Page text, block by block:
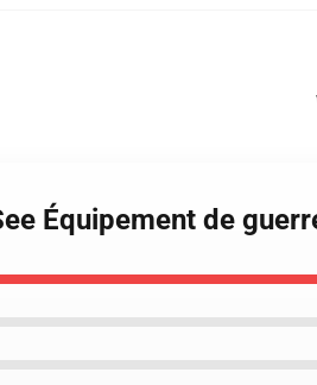
Équipement de